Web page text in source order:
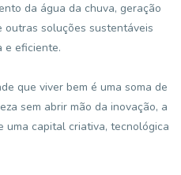
da água da chuva, geração
soluções sustentáveis
e eficiente.
que viver bem é uma soma de
sem abrir mão da inovação, a
uma capital criativa, tecnológica